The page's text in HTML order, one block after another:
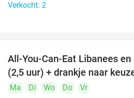
Verkocht: 2
All-You-Can-Eat Libanees
(2,5 uur) + drankje naar
Ma Di Wo Do
Vr